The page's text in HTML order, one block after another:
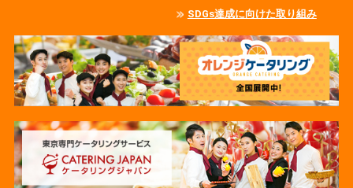
SDGs達成に向けた取り組み